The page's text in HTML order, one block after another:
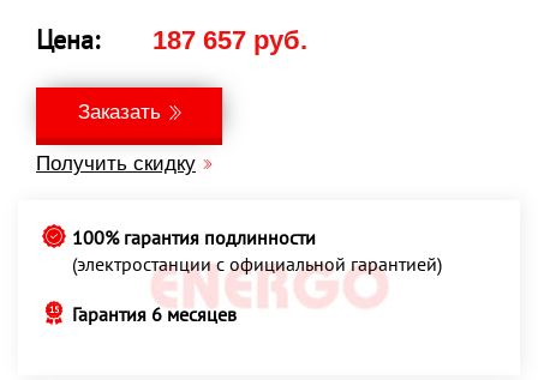
Цена: 187 657 руб.
Заказать
Получить скидку
100% гарантия подлинности
(электростанции с официальной гарантией)
Гарантия 6 месяцев